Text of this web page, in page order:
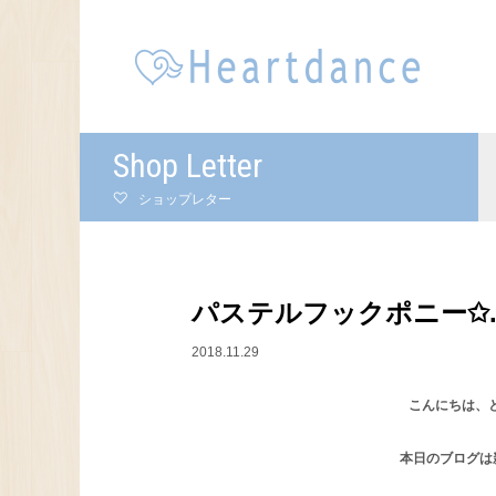
Shop Letter
ショップレター
パステルフックポニー
2018.11.29
こんにちは、
本日のブログ